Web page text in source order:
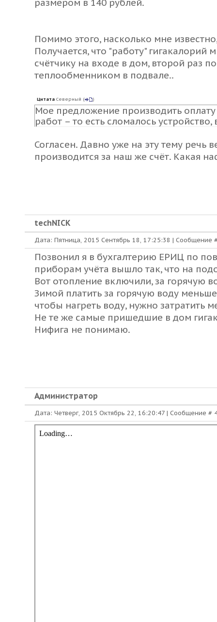
размером в 140 рублей.
Помимо этого, насколько мне
Получается, что "работу"
счётчику на входе в дом, второй раз
теплообменником в подвале..
Цитата Северный ( )
Мое предложение производить
работ – то есть сломалось
Согласен. Давно уже на эту тему речь
производится за наш же счёт. Какая
techNICK
Дата: Пятница, 2015 Сентябрь 18, 17:25:38 | Сообщение
Позвонил я в бухгалтерию ЕРИЦ по
приборам учёта вышло так, что на
Вот отопление включили, за горячую
Зимой платить за горячую воду
чтобы нагреть воду, нужно затратить
Не те же самые пришедшие в дом
Нифига не понимаю.
Администратор
Дата: Четверг, 2015 Октябрь 22, 16:20:47 | Сообщение #